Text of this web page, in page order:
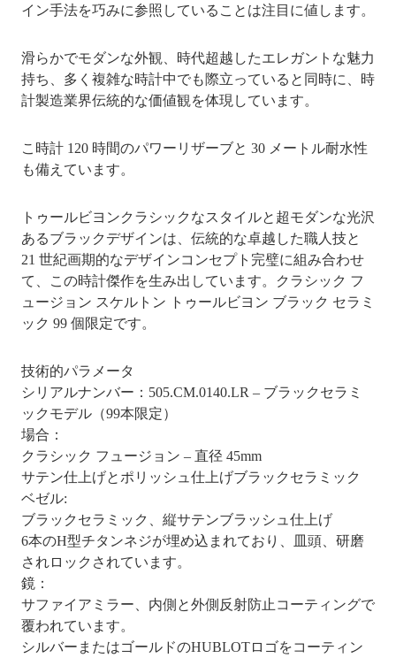
イン手法を巧みに参照していることは注目に値します。
滑らかでモダンな外観、時代超越したエレガントな魅力
持ち、多く複雑な時計中でも際立っていると同時に、時
計製造業界伝統的な価値観を体現しています。
こ時計 120 時間のパワーリザーブと 30 メートル耐水性
も備えています。
トゥールビヨンクラシックなスタイルと超モダンな光沢
あるブラックデザインは、伝統的な卓越した職人技と
21 世紀画期的なデザインコンセプト完璧に組み合わせ
て、この時計傑作を生み出しています。クラシック フ
ュージョン スケルトン トゥールビヨン ブラック セラミ
ック 99 個限定です。
技術的パラメータ
シリアルナンバー：505.CM.0140.LR – ブラックセラミ
ックモデル（99本限定）
場合：
クラシック フュージョン – 直径 45mm
サテン仕上げとポリッシュ仕上げブラックセラミック
ベゼル:
ブラックセラミック、縦サテンブラッシュ仕上げ
6本のH型チタンネジが埋め込まれており、皿頭、研磨
されロックされています。
鏡：
サファイアミラー、内側と外側反射防止コーティングで
覆われています。
シルバーまたはゴールドのHUBLOTロゴをコーティン